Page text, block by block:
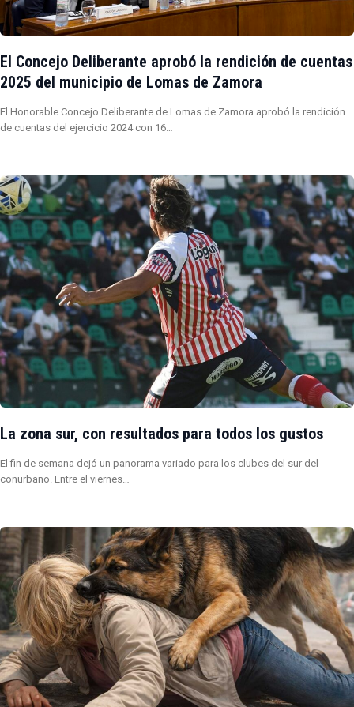
El Concejo Deliberante aprobó la rendición de cuentas
2025 del municipio de Lomas de Zamora
El Honorable Concejo Deliberante de Lomas de Zamora aprobó la rendición
de cuentas del ejercicio 2024 con 16…
La zona sur, con resultados para todos los gustos
El fin de semana dejó un panorama variado para los clubes del sur del
conurbano. Entre el viernes…